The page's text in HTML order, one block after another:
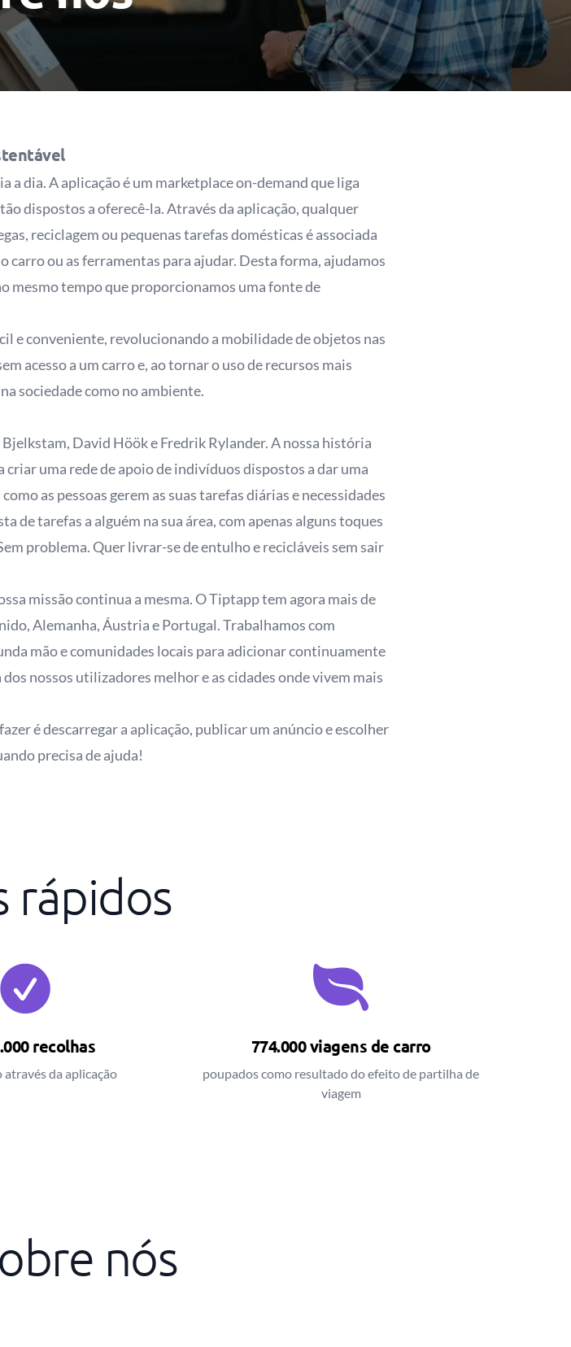
a dia. A aplicação é um marketplace on-demand que liga
dispostos a oferecê-la. Através da aplicação, qualquer
reciclagem ou pequenas tarefas domésticas é associada
carro ou as ferramentas para ajudar. Desta forma, ajudamos
mesmo tempo que proporcionamos uma fonte de
e conveniente, revolucionando a mobilidade de objetos nas
acesso a um carro e, ao tornar o uso de recursos mais
sociedade como no ambiente.
David Höök e Fredrik Rylander. A nossa história
uma rede de apoio de indivíduos dispostos a dar uma
as pessoas gerem as suas tarefas diárias e necessidades
de tarefas a alguém na sua área, com apenas alguns toques
problema. Quer livrar-se de entulho e recicláveis sem sair
missão continua a mesma. O Tiptapp tem agora mais de
Alemanha, Áustria e Portugal. Trabalhamos com
mão e comunidades locais para adicionar continuamente
nossos utilizadores melhor e as cidades onde vivem mais
é descarregar a aplicação, publicar um anúncio e escolher
precisa de ajuda!
rápidos
recolhas
através da aplicação
774.000 viagens de carro
poupados como resultado do efeito de partilha de
viagem
nós